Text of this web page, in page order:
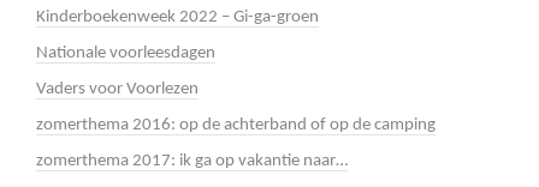
Kinderboekenweek 2022 – Gi-ga-groen
Nationale voorleesdagen
Vaders voor Voorlezen
zomerthema 2016: op de achterband of op de camping
zomerthema 2017: ik ga op vakantie naar…